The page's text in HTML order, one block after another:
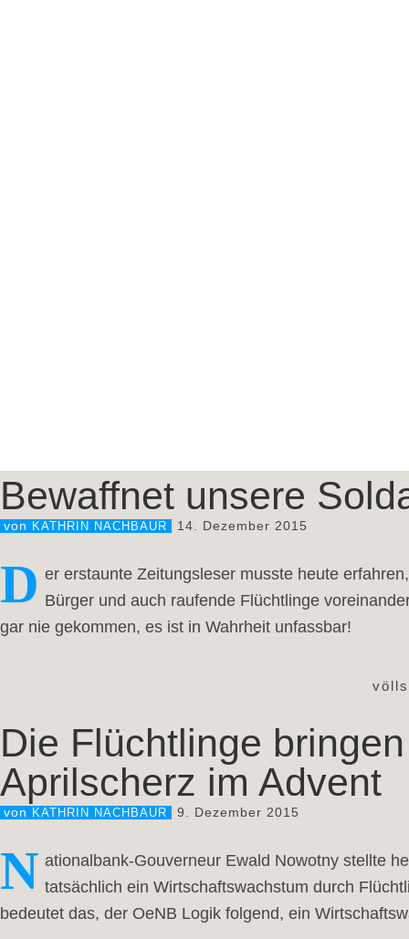
Bewaffnet unsere
von KATHRIN NACHBAUR 14. Dezember 2015
D er erstaunte Zeitungsleser musste heute
Bürger und auch raufende Flüchtlinge
gar nie gekommen, es ist in Wahrheit unfassbar!
Die Flüchtlinge
Aprilscherz im Advent
von KATHRIN NACHBAUR 9. Dezember 2015
N ationalbank-Gouverneur Ewald Nowotny stellte
tatsächlich ein Wirtschaftswachstum durch
bedeutet das, der OeNB Logik folgend, ein